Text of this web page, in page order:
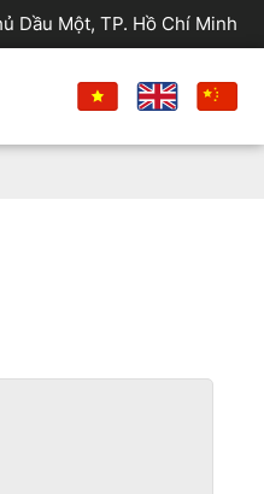
Dầu Một, TP. Hồ Chí Minh